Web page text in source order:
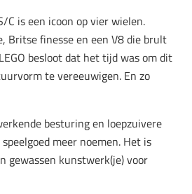
C is een icoon op vier wielen.
Britse finesse en een V8 die brult
besloot dat het tijd was om dit
te vereeuwigen. En zo
besturing en loepzuivere
meer noemen. Het is
gewassen kunstwerk(je) voor